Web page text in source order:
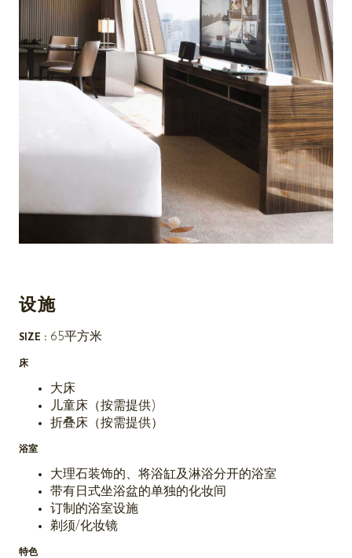
设施
SIZE : 65平方米
床
大床
儿童床（按需提供)
折叠床（按需提供）
浴室
大理石装饰的、将浴缸及淋浴分开的浴室
带有日式坐浴盆的单独的化妆间
订制的浴室设施
剃须/化妆镜
特色